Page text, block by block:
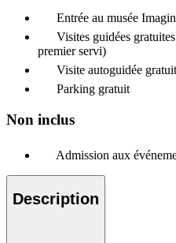
Entrée au musée
Visites guidées
premier servi)
Visite autoguidée
Parking gratuit
Non inclus
Admission aux
Description